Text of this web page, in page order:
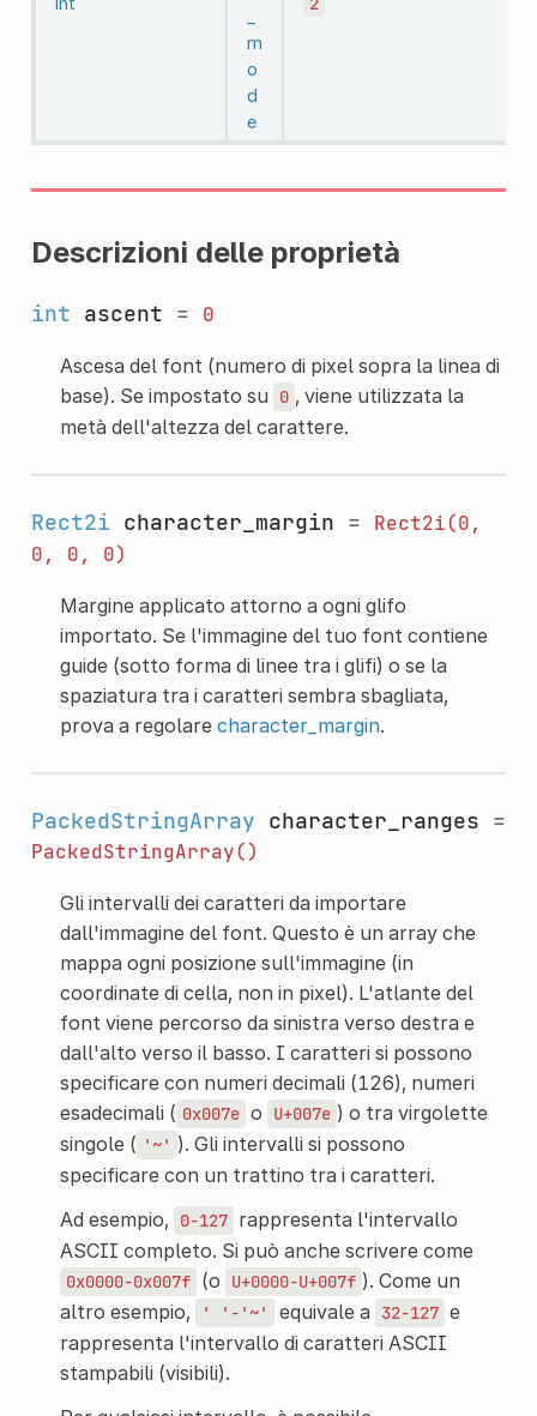
m
o
d
e
Descrizioni delle proprietà
int ascent = 0
Ascesa del font (numero di pixel sopra la linea di
base). Se impostato su
0 , viene utilizzata la
metà dell'altezza del carattere.
Rect2i character_margin =
Rect2i(0,
0,
0, 0)
Margine applicato attorno a ogni glifo
importato. Se l'immagine del tuo font contiene
guide (sotto forma di linee tra i glifi) o se la
spaziatura tra i caratteri sembra sbagliata,
prova a regolare character_margin.
PackedStringArray character_ranges =
PackedStringArray()
Gli intervalli dei caratteri da importare
dall'immagine del font. Questo è un array che
mappa ogni posizione sull'immagine (in
coordinate di cella, non in pixel). L'atlante del
font viene percorso da sinistra verso destra e
dall'alto verso il basso. I caratteri si possono
specificare con numeri decimali (126), numeri
esadecimali ( 0x007e o U+007e ) o tra virgolette
singole ( '~' ). Gli intervalli si possono
specificare con un trattino tra i caratteri.
Ad esempio,
0-127 rappresenta l'intervallo
ASCII completo. Si può anche scrivere come
0x0000-0x007f (o U+0000-U+007f ). Come un
altro esempio,
' '-'~' equivale a 32-127 e
rappresenta l'intervallo di caratteri ASCII
stampabili (visibili).